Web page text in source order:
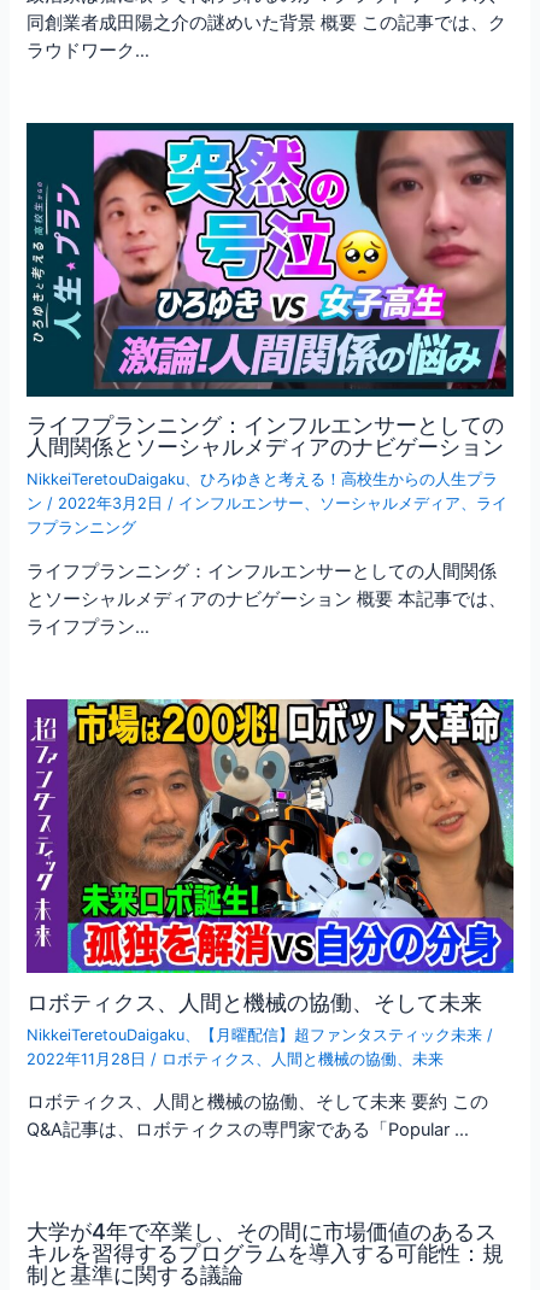
同創業者成田陽之介の謎めいた背景 概要 この記事では、ク
ラウドワーク…
ライフプランニング：インフルエンサーとしての
人間関係とソーシャルメディアのナビゲーション
NikkeiTeretouDaigaku、ひろゆきと考える！高校生からの人生プラ
ン / 2022年3月2日 / インフルエンサー、 ソーシャルメディア、 ライ
フプランニング
ライフプランニング：インフルエンサーとしての人間関係
とソーシャルメディアのナビゲーション 概要 本記事では、
ライフプラン…
ロボティクス、人間と機械の協働、そして未来
NikkeiTeretouDaigaku 【月曜配信】超ファンタスティック未来 /
2022年11月28日 / ロボティクス 人間と機械の協働 、未来
ロボティクス、人間と機械の協働、そして未来 要約 この
Q&A記事は、ロボティクスの専門家である「Popular …
大学が4年で卒業し、その間に市場価値のあるス
キルを習得するプログラムを導入する可能性：規
制と基準に関する議論